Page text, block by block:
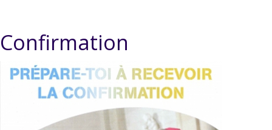
Confirmation